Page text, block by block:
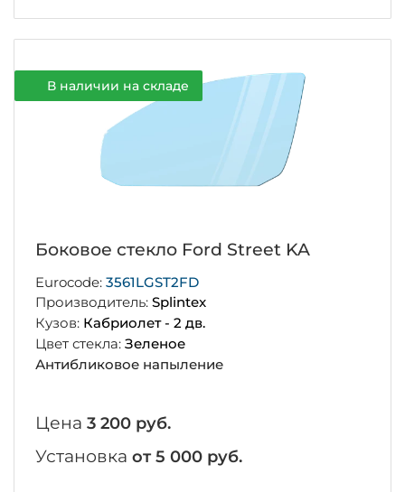
В наличии на складе
Боковое стекло Ford Street KA
Eurocode: 3561LGST2FD
Производитель: Splintex
Кузов: Кабриолет - 2 дв.
Цвет стекла: Зеленое
Антибликовое напыление
Цена 3 200 руб.
Установка от 5 000 руб.